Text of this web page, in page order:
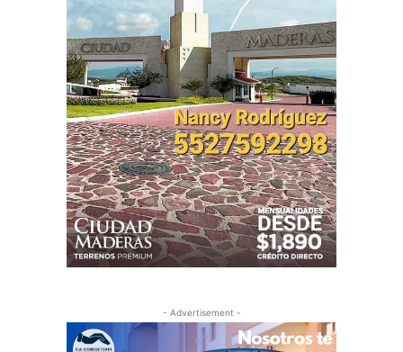
- Advertisement -